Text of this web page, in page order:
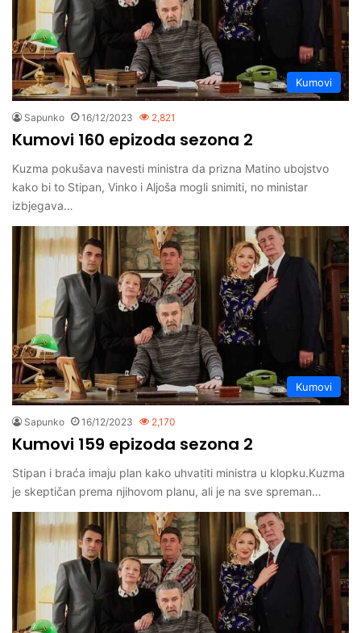
Kumovi
Sapunko 16/12/2023 2,821
Kumovi 160 epizoda sezona 2
Kuzma pokušava navesti ministra da prizna Matino ubojstvo
kako bi to Stipan, Vinko i Aljoša mogli snimiti, no ministar
izbjegava…
Kumovi
Sapunko 16/12/2023 2,170
Kumovi 159 epizoda sezona 2
Stipan i braća imaju plan kako uhvatiti ministra u klopku.Kuzma
je skeptičan prema njihovom planu, ali je na sve spreman…